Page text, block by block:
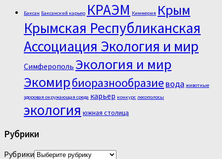
Баксан Баксанский карьер КРАЭМ Киммерия Крым
Крымская Республиканская
Ассоциация Экология и мир
Симферополь Экология и мир
Экомирбиоразнообразие вода животные
здоровая окружающая среда карьер конкурс лесополосы
экология южная столица
Рубрики
Рубрики